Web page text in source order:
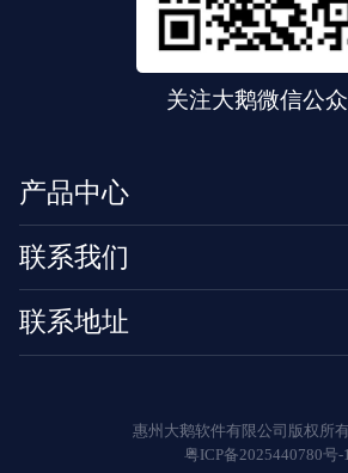
关注大鹅微信公
产品中心
联系我们
联系地址
惠州大鹅软件有限公司版权所
粤ICP备2025440780号-